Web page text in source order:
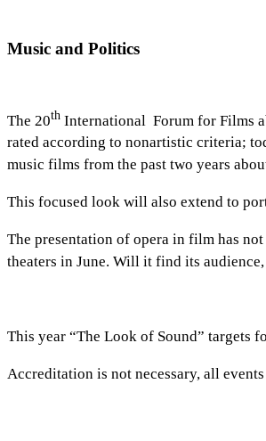
Music and Politics
The 20th International Forum for Films
rated according to nonartistic criteria;
music films from the past two years
This focused look will also extend to
The presentation of opera in film has
theaters in June. Will it find its
This year “The Look of Sound” targets
Accreditation is not necessary, all